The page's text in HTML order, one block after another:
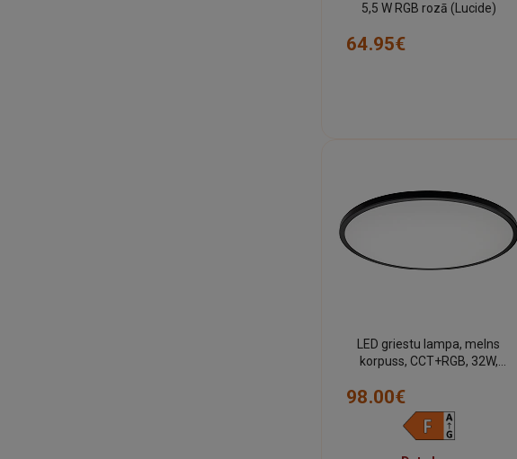
5,5 W RGB rozā (Lucide)
64.95€
LED griestu lampa, melns
korpuss, CCT+RGB, 32W,
(Optonica)
98.00€